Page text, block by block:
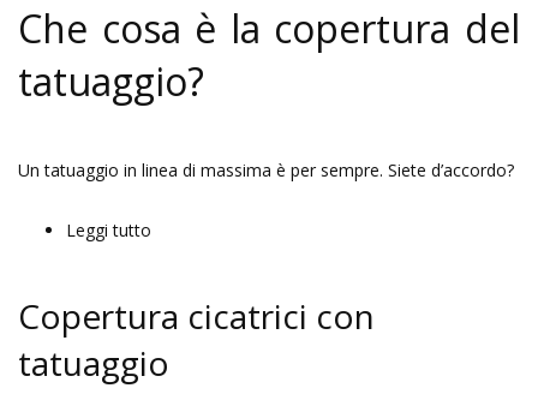
Che cosa è la copertura del
tatuaggio?
Un tatuaggio in linea di massima è per sempre. Siete d’accordo?
Leggi tutto
Copertura cicatrici con
tatuaggio